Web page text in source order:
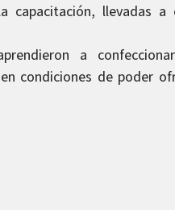
capacitación, llevadas a
a
condiciones de poder